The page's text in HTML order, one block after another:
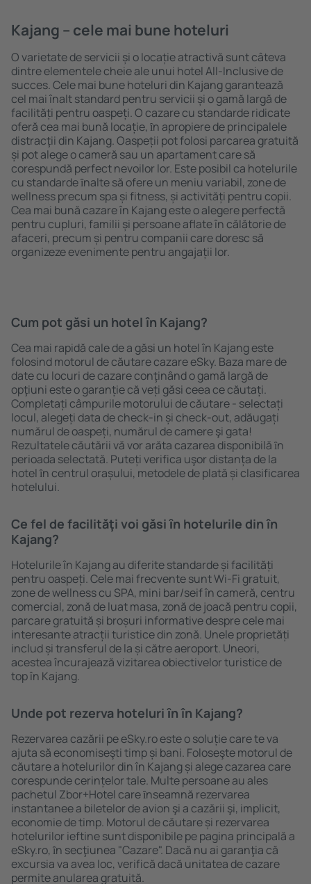
Kajang – cele mai bune hoteluri
O varietate de servicii și o locație atractivă sunt câteva
dintre elementele cheie ale unui hotel All-Inclusive de
succes. Cele mai bune hoteluri din Kajang garantează
cel mai înalt standard pentru servicii și o gamă largă de
facilități pentru oaspeți. O cazare cu standarde ridicate
oferă cea mai bună locație, ȋn apropiere de principalele
distracţii din Kajang. Oaspeții pot folosi parcarea gratuită
și pot alege o cameră sau un apartament care să
corespundă perfect nevoilor lor. Este posibil ca hotelurile
cu standarde ȋnalte să ofere un meniu variabil, zone de
wellness precum spa și fitness, și activități pentru copii.
Cea mai bună cazare în Kajang este o alegere perfectă
pentru cupluri, familii și persoane aflate în călătorie de
afaceri, precum și pentru companii care doresc să
organizeze evenimente pentru angajații lor.
Cum pot găsi un hotel în Kajang?
Cea mai rapidă cale de a găsi un hotel în Kajang este
folosind motorul de căutare cazare eSky. Baza mare de
date cu locuri de cazare conţinând o gamă largă de
opţiuni este o garanție că veți găsi ceea ce căutați.
Completați câmpurile motorului de căutare - selectați
locul, alegeți data de check-in și check-out, adăugați
numărul de oaspeți, numărul de camere şi gata!
Rezultatele căutării vă vor arăta cazarea disponibilă ȋn
perioada selectată. Puteți verifica uşor distanța de la
hotel ȋn centrul orașului, metodele de plată și clasificarea
hotelului.
Ce fel de facilităţi voi găsi ȋn hotelurile din în
Kajang?
Hotelurile în Kajang au diferite standarde și facilități
pentru oaspeți. Cele mai frecvente sunt Wi-Fi gratuit,
zone de wellness cu SPA, mini bar/seif în cameră, centru
comercial, zonă de luat masa, zonă de joacă pentru copii,
parcare gratuită și broșuri informative despre cele mai
interesante atracții turistice din zonă. Unele proprietăți
includ și transferul de la și către aeroport. Uneori,
acestea încurajează vizitarea obiectivelor turistice de
top în Kajang.
Unde pot rezerva hoteluri ȋn în Kajang?
Rezervarea cazării pe eSky.ro este o soluție care te va
ajuta să economiseşti timp și bani. Foloseşte motorul de
căutare a hotelurilor din în Kajang și alege cazarea care
corespunde cerințelor tale. Multe persoane au ales
pachetul Zbor+Hotel care ȋnseamnă rezervarea
instantanee a biletelor de avion şi a cazării şi, implicit,
economie de timp. Motorul de căutare și rezervarea
hotelurilor ieftine sunt disponibile pe pagina principală a
eSky.ro, ȋn secţiunea "Cazare". Dacă nu ai garanţia că
excursia va avea loc, verifică dacă unitatea de cazare
permite anularea gratuită.